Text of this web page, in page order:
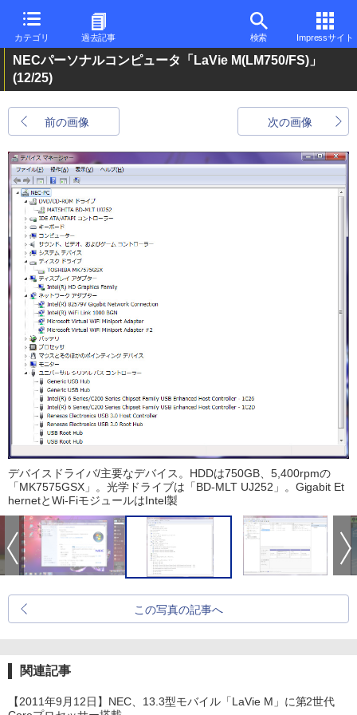
カテゴリ 過去記事 検索 Impressサイト
NECパーソナルコンピュータ「LaVie M(LM750/FS)」
(12/25)
前の画像 次の画像
デバイスドライバ/主要なデバイス。HDDは750GB、5,400rpmの
「MK7575GSX」。光学ドライブは「BD-MLT UJ252」。Gigabit Et
hernetとWi-FiモジュールはIntel製
この写真の記事へ
関連記事
【2011年9月12日】NEC、13.3型モバイル「LaVie M」に第2世代